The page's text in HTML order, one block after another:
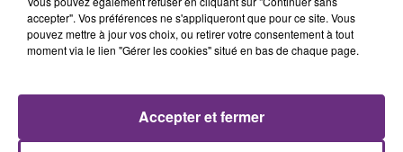
présente.
LE MAGASIN JOUÉCLUB DE REIMS FERME
SES PORTES
accepter". Vos préférences ne s'appliqueront que pour ce site. Vous
pouvez mettre à jour vos choix, ou retirer votre consentement à tout
moment via le lien "Gérer les cookies" situé en bas de chaque page.
Accepter et fermer